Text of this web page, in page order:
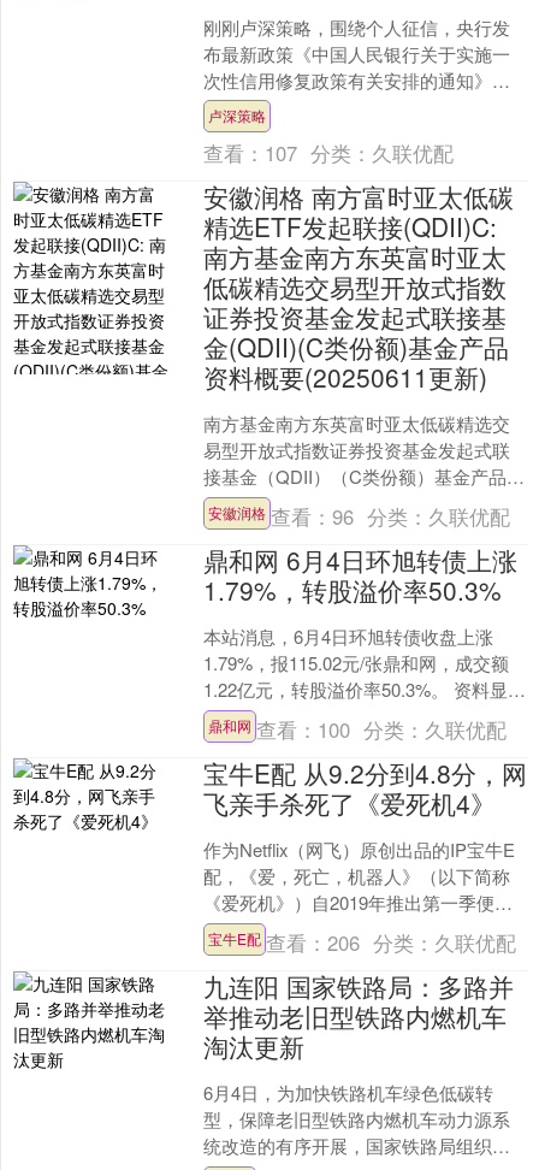
刚刚卢深策略，围绕个人征信，央行发
布最新政策《中国人民银行关于实施一
次性信用修复政策有关安排的通知》
（以下简称《通知》）。 业内对此早有
期待。此前，10月27日....
卢深策略
查看： 107 分类： 久联优配
安徽润格 南方富时亚太低碳
精选ETF发起联接(QDII)C:
南方基金南方东英富时亚太
低碳精选交易型开放式指数
证券投资基金发起式联接基
金(QDII)(C类份额)基金产品
资料概要(20250611更新)
南方基金南方东英富时亚太低碳精选交
易型开放式指数证券投资基金发起式联
接基金（QDII）（C类份额）基金产品资
料概要（20250611更新）南方基金南方
东英富时亚....
安徽润格 查看：96 分类： 久联优配
鼎和网 6月4日环旭转债上涨
1.79%，转股溢价率50.3%
本站消息，6月4日环旭转债收盘上涨
1.79%，报115.02元/张鼎和网，成交额
1.22亿元，转股溢价率50.3%。 资料显
示，环旭转债信用级别为“AA+”，债....
鼎和网 查看： 100 分类： 久联优配
宝牛E配 从9.2分到4.8分，网
飞亲手杀死了《爱死机4》
作为Netflix（网飞）原创出品的IP宝牛E
配，《爱，死亡，机器人》（以下简称
《爱死机》）自2019年推出第一季便倚
靠颇具独立艺术气质的动画风格和丰富
的题材创....
宝牛E配 查看：206 分类： 久联优配
九连阳 国家铁路局：多路并
举推动老旧型铁路内燃机车
淘汰更新
6月4日，为加快铁路机车绿色低碳转
型，保障老旧型铁路内燃机车动力源系
统改造的有序开展，国家铁路局组织编